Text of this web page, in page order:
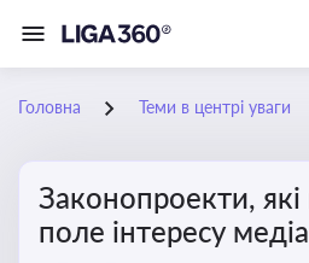
Головна Теми в центрі уваги
Законопроекти,
поле інтересу медіа